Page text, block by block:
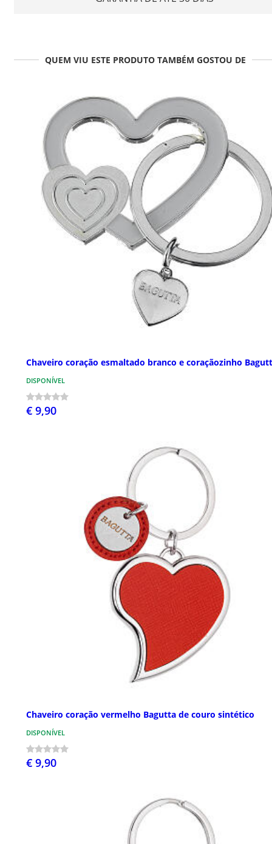
QUEM VIU ESTE PRODUTO TAMBÉM GOSTOU DE
Chaveiro coração esmaltado branco e coraçãozinho
DISPONÍVEL
€ 9,90
Chaveiro coração vermelho Bagutta de couro sintético
DISPONÍVEL
€ 9,90